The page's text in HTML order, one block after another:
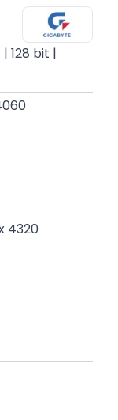
128 bit |
4320